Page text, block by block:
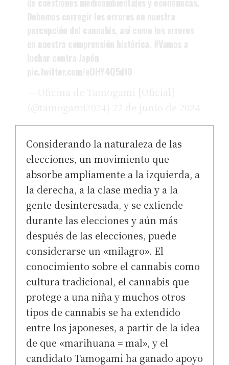
Considerando la naturaleza de las
elecciones, un movimiento que
absorbe ampliamente a la izquierda, a
la derecha, a la clase media y a la
gente desinteresada, y se extiende
durante las elecciones y aún más
después de las elecciones, puede
considerarse un «milagro». El
conocimiento sobre el cannabis como
cultura tradicional, el cannabis que
protege a una niña y muchos otros
tipos de cannabis se ha extendido
entre los japoneses, a partir de la idea
de que «marihuana = mal», y el
candidato Tamogami ha ganado apoyo